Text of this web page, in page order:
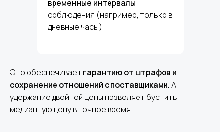
временные интервалы
соблюдения (например, только в
дневные часы).
Это обеспечиваетгарантию от штрафов и
сохранение отношений с поставщиками.А
удержание двойной цены позволяет бустить
медианную цену в ночное время.